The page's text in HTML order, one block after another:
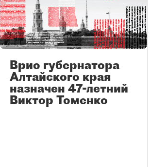
Врио губернатора
Алтайского края
назначен 47-летний
Виктор Томенко